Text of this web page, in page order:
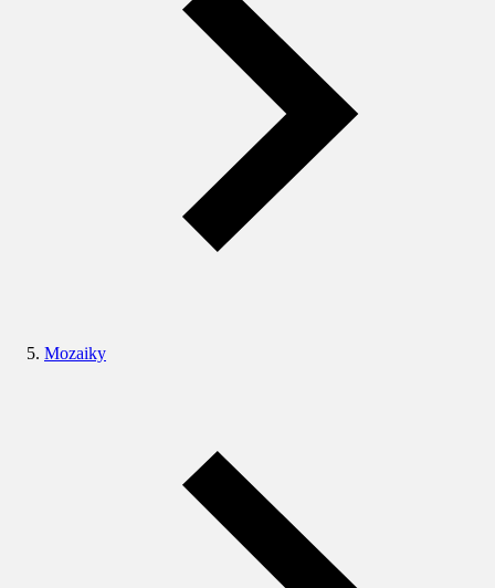
Mozaiky